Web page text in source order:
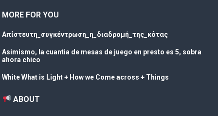
MORE FOR YOU
Απίστευτη_συγκέντρωση_η_διαδρομή_της_κότας
Asimismo, la cuantia de mesas de juego en presto es 5, sobra
ahora chico
White What is Light + How we Come across + Things
ABOUT